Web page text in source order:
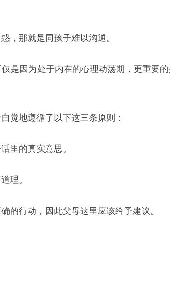
，那就是同孩子难以沟通。
是因为处于内在的心理动荡期，更重要
觉地遵循了以下这三条原则：
里的真实意思。
理。
的行动，因此父母这里应该给予建议。